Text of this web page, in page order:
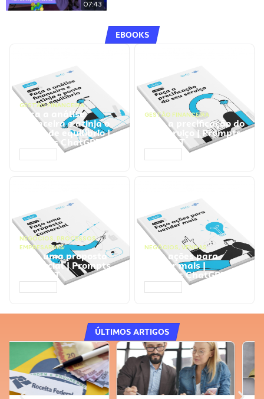
07:43
EBOOKS
GESTÃO FINANCEIRA
Faça a análise
financeira e atinja o
ponto de equilíbrio |
Prompts ChatGPT
GESTÃO FINANCEIRA
Faça a precificação do
seu serviço | Prompts
ChatGPT
NEGÓCIOS, PROCESSOS
EMPRESARIAIS
Faça uma proposta
comercial | Prompts
ChatGPT
NEGÓCIOS, VENDAS
Faça ações para
vender mais |
Prompts ChatGPT
ÚLTIMOS ARTIGOS